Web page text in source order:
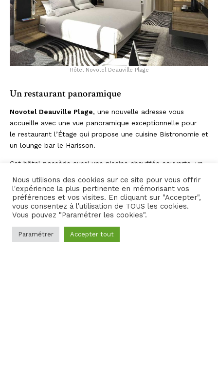
Hôtel Novotel Deauville Plage
Un restaurant panoramique
Novotel Deauville Plage, une nouvelle adresse vous
accueille avec une vue panoramique exceptionnelle pour
le restaurant l’Étage qui propose une cuisine Bistronomie et
un lounge bar le Harisson.
Cet hôtel possède aussi une piscine chauffée couverte, un
3 salles de réunion
Pour vos séminaires à Deauville leNovotel Deauville Plage
vous propose trois salles de réunion à la lumière du jour,
avec accès wifi (haut débit – fibre optique), matériel de
Nous utilisons des cookies sur ce site pour vous offrir
l'expérience la plus pertinente en mémorisant vos
préférences et vos visites. En cliquant sur "Accepter",
vous consentez à l'utilisation de TOUS les cookies.
Vous pouvez "Paramétrer les cookies".
Paramétrer Accepter tout